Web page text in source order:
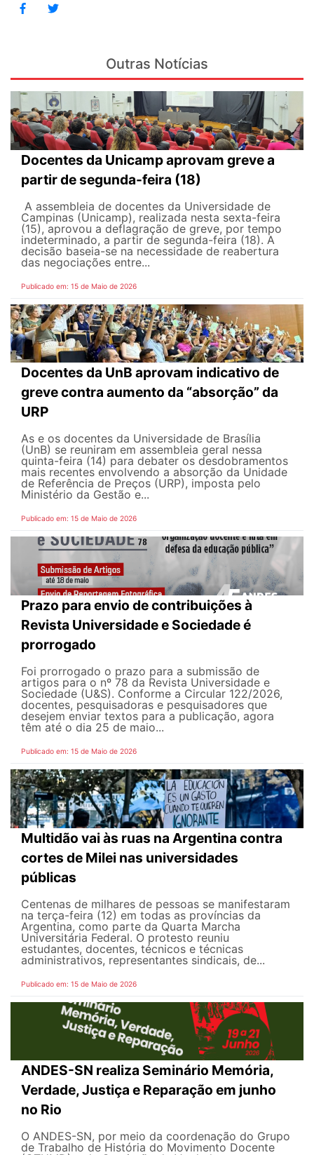
Outras Notícias
Docentes da Unicamp aprovam greve a
partir de segunda-feira (18)
A assembleia de docentes da Universidade de
Campinas (Unicamp), realizada nesta sexta-feira
(15), aprovou a deflagração de greve, por tempo
indeterminado, a partir de segunda-feira (18). A
decisão baseia-se na necessidade de reabertura
das negociações entre...
Publicado em: 15 de Maio de 2026
Docentes da UnB aprovam indicativo de
greve contra aumento da “absorção” da
URP
As e os docentes da Universidade de Brasília
(UnB) se reuniram em assembleia geral nessa
quinta-feira (14) para debater os desdobramentos
mais recentes envolvendo a absorção da Unidade
de Referência de Preços (URP), imposta pelo
Ministério da Gestão e...
Publicado em: 15 de Maio de 2026
Prazo para envio de contribuições à
Revista Universidade e Sociedade é
prorrogado
Foi prorrogado o prazo para a submissão de
artigos para o nº 78 da Revista Universidade e
Sociedade (U&S). Conforme a Circular 122/2026,
docentes, pesquisadoras e pesquisadores que
desejem enviar textos para a publicação, agora
têm até o dia 25 de maio...
Publicado em: 15 de Maio de 2026
Multidão vai às ruas na Argentina contra
cortes de Milei nas universidades
públicas
Centenas de milhares de pessoas se manifestaram
na terça-feira (12) em todas as províncias da
Argentina, como parte da Quarta Marcha
Universitária Federal. O protesto reuniu
estudantes, docentes, técnicos e técnicas
administrativos, representantes sindicais, de...
Publicado em: 15 de Maio de 2026
ANDES-SN realiza Seminário Memória,
Verdade, Justiça e Reparação em junho
no Rio
O ANDES-SN, por meio da coordenação do Grupo
de Trabalho de História do Movimento Docente